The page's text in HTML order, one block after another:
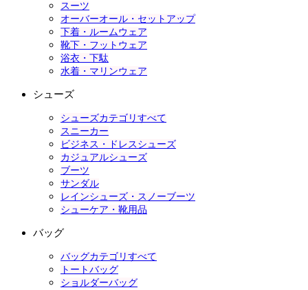
スーツ
オーバーオール・セットアップ
下着・ルームウェア
靴下・フットウェア
浴衣・下駄
水着・マリンウェア
シューズ
シューズカテゴリすべて
スニーカー
ビジネス・ドレスシューズ
カジュアルシューズ
ブーツ
サンダル
レインシューズ・スノーブーツ
シューケア・靴用品
バッグ
バッグカテゴリすべて
トートバッグ
ショルダーバッグ